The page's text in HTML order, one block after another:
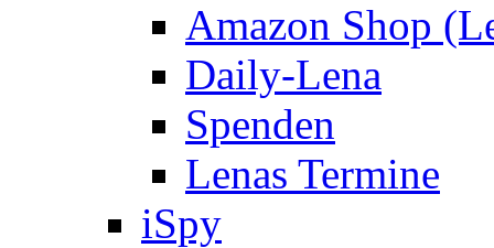
Amazon Shop
Daily-Lena
Spenden
Lenas Termine
iSpy